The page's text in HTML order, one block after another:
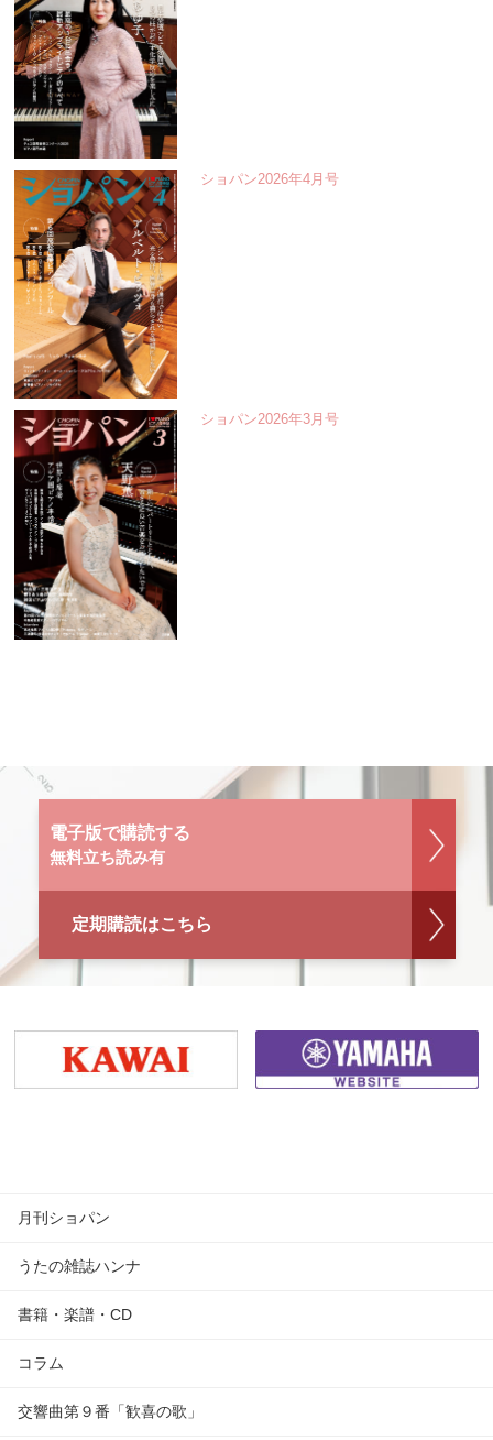
ショパン2026年4月号
ショパン2026年3月号
電子版で購読する
無料立ち読み有
定期購読はこちら
月刊ショパン
うたの雑誌ハンナ
書籍・楽譜・CD
コラム
交響曲第９番「歓喜の歌」